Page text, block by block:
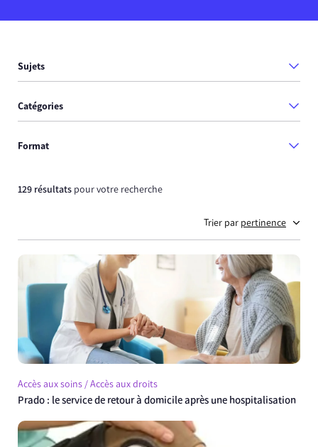
Sujets
Catégories
Format
129 résultats pour votre recherche
Trier par pertinence
Accès aux soins / Accès aux droits
Prado : le service de retour à domicile après une hospitalisation